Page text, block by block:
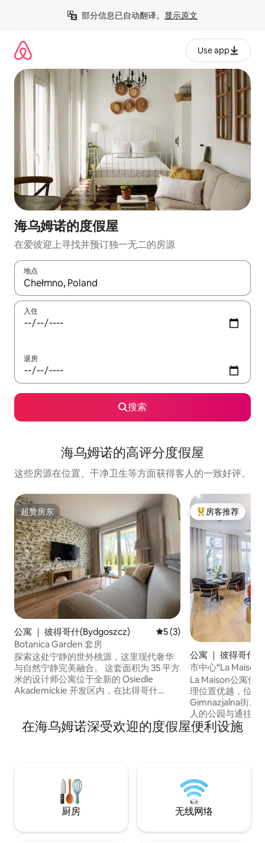
部分信息已自动翻译。 显示原文
Use app
海乌姆诺的度假屋
在爱彼迎上寻找并预订独一无二的房源
地点
如有搜索结果，请使用上下方向键查看，或通过点击或滑动手势
入住
退房
搜索
海乌姆诺的高评分度假屋
这些房源在位置、干净卫生等方面获得客人的一致好评。
超赞房东
超赞房东
公寓 ｜ 彼得哥什(Bydgoszcz) 平均评分 5 分（满分 5 分）
5 (3)
Botanica Garden 套房
探索这处宁静的世外桃源，这里现代奢华
与自然宁静完美融合。 这套面积为 35 平方
米的设计师公寓位于全新的 Osiedle
Akademickie 开发区内，在比得哥什
和出入便利的房客而设计。 无论您是要去
附近的肿瘤治疗中心，还是要去参观大
热门「房客推荐」
房客推荐
公寓 ｜ 彼得哥什
z)
市中心“La Maison
La Maison公寓位
理位置优越，位于
Gimnazjalna街。
人的公园与通往
Gdaëska Street
市中心有一个宁静
在海乌姆诺深受欢迎的度假屋便利设施
厨房 无线网络